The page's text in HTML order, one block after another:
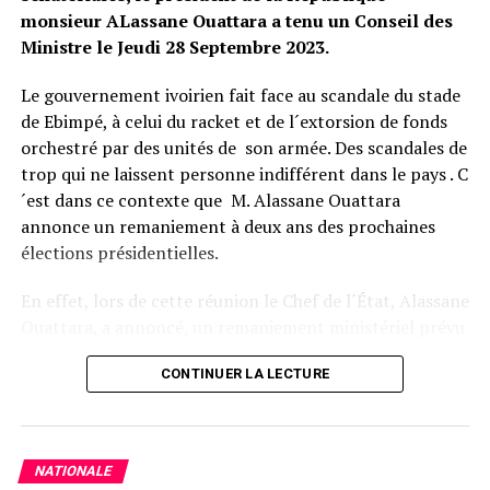
Présidentielle 2020 / CIV: Un scrutin boycotté dans
Saint Léo
Facebook
Twitter
EmailWhatsApp
Comments
comments
monsieur ALassane Ouattara a tenu un Conseil des
Ministre le Jeudi 28 Septembre 2023.
Le gouvernement ivoirien fait face au scandale du stade
de Ebimpé, à celui du racket et de l´extorsion de fonds
orchestré par des unités de son armée. Des scandales de
trop qui ne laissent personne indifférent dans le pays . C
´est dans ce contexte que M. Alassane Ouattara
annonce un remaniement à deux ans des prochaines
élections présidentielles.
En effet, lors de cette réunion le Chef de l´État, Alassane
dans les prochaines semaines, après la mise en place du
Sénat. Bien avant, le Chef de l´Etat procedera à la
pour la Bonne Gouvernance, du Grand Chancelier de
l’Ordre National et celle du président de la Cour de
Cassation.
CONTINUER LA LECTURE
NATIONALE